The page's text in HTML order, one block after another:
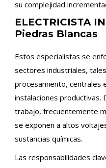
su complejidad
ELECTRICISTA
Piedras Blancas
Estos especialistas se
sectores industriales,
procesamiento, centrales
instalaciones productivas.
trabajo, frecuentemente
se exponen a altos
sustancias químicas.
Las responsabilidades